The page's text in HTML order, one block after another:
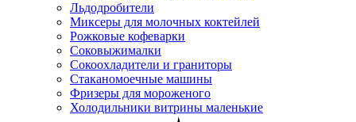
Льдодробители
Миксеры для молочных коктейлей
Рожковые кофеварки
Соковыжималки
Сокоохладители и граниторы
Стаканомоечные машины
Фризеры для мороженого
Холодильники витрины маленькие